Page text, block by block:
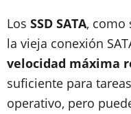
Los SSD SATA, como
la vieja conexión
velocidad máxima
suficiente para
operativo, pero